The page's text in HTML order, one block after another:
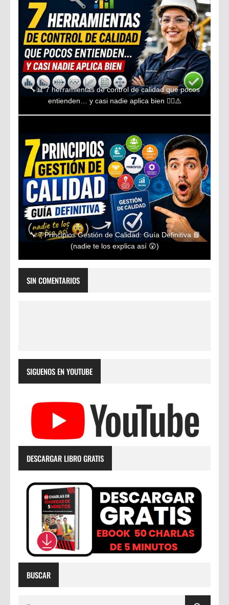
🔧📊 7 herramientas de control de calidad que pocos
entienden… y casi nadie aplica bien 😵‍💫⚠️
🔧 7 Principios Gestión de Calidad: Guía Definitiva 📘
(nadie te los explica así 😲)
SIN COMENTARIOS
SIGUENOS EN YOUTUBE
DESCARGAR LIBRO GRATIS
BUSCAR